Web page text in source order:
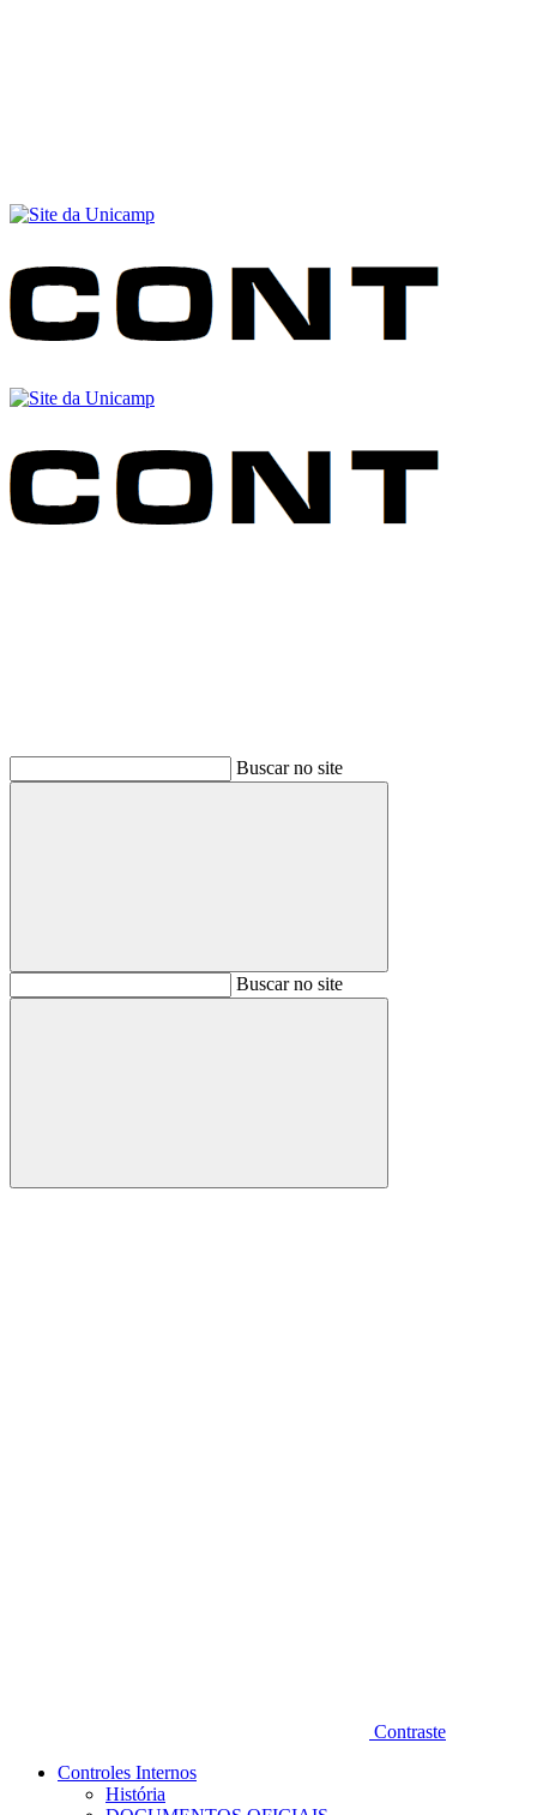
Buscar no site
BuscarBuscar no site
Buscar
Contraste
Controles Internos
História